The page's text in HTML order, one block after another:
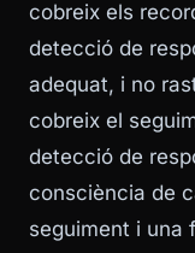
cobreix els
detecció de
adequat, i no
cobreix el
detecció de
consciència de
seguiment i una